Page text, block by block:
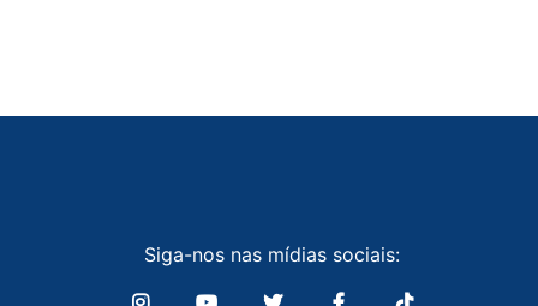
Siga-nos nas mídias sociais: